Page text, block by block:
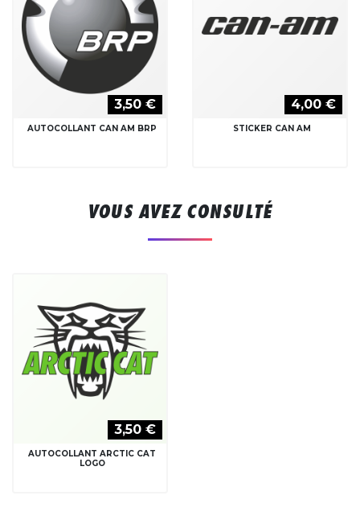
3,50 €
AUTOCOLLANT CAN AM BRP
4,00 €
STICKER CAN AM
VOUS AVEZ CONSULTÉ
3,50 €
AUTOCOLLANT ARCTIC CAT
LOGO